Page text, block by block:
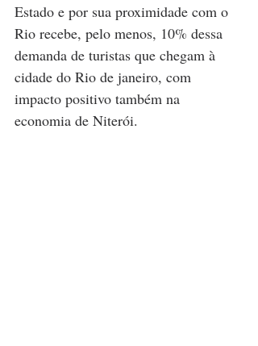
Estado e por sua proximidade com o
Rio recebe, pelo menos, 10% dessa
demanda de turistas que chegam à
cidade do Rio de janeiro, com
impacto positivo também na
economia de Niterói.